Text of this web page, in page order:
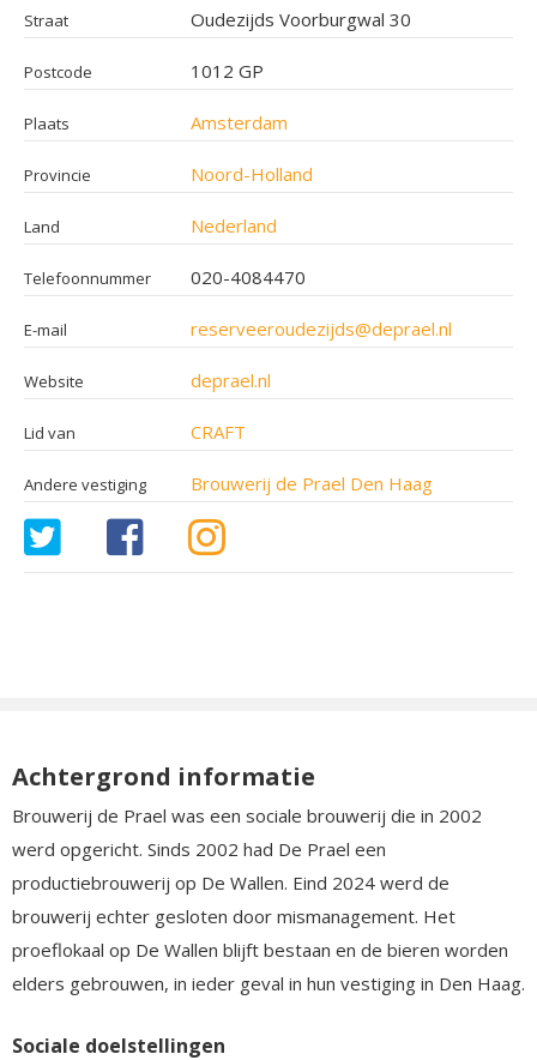
Straat Oudezijds Voorburgwal 30
Postcode 1012 GP
Plaats Amsterdam
Provincie Noord-Holland
Land Nederland
Telefoonnummer 020-4084470
E-mail reserveeroudezijds@deprael.nl
Website deprael.nl
Lid van CRAFT
Andere vestiging Brouwerij de Prael Den Haag
Achtergrond informatie
Brouwerij de Prael was een sociale brouwerij die in 2002
werd opgericht. Sinds 2002 had De Prael een
productiebrouwerij op De Wallen. Eind 2024 werd de
brouwerij echter gesloten door mismanagement. Het
proeflokaal op De Wallen blijft bestaan en de bieren worden
elders gebrouwen, in ieder geval in hun vestiging in Den Haag.
Sociale doelstellingen